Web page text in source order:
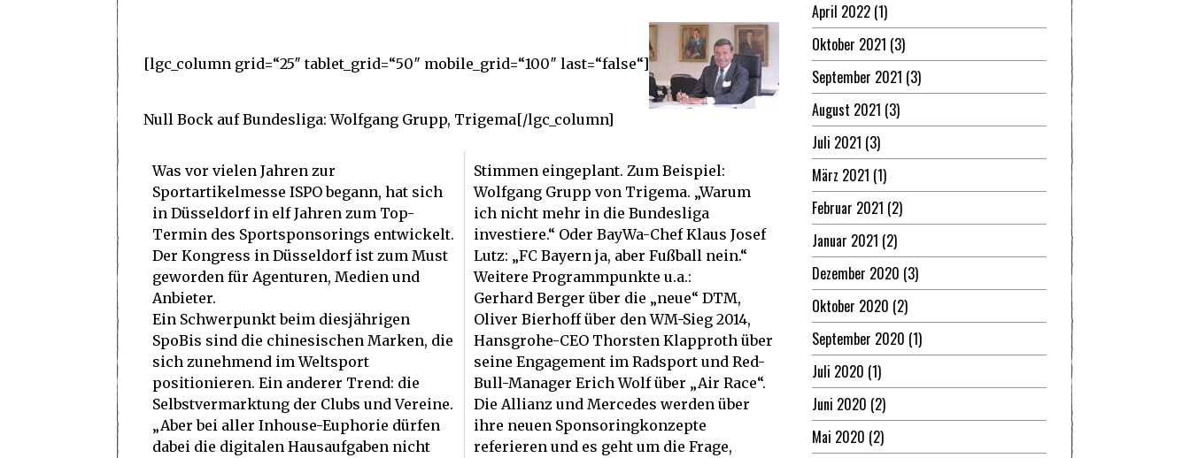
[lgc_column grid=“25″ tablet_grid=“50″ mobile_grid=“100″ last=“false“]
Null Bock auf Bundesliga: Wolfgang Grupp, Trigema[/lgc_column]
Was vor vielen Jahren zur
Sportartikelmesse ISPO begann, hat sich
in Düsseldorf in elf Jahren zum Top-
Termin des Sportsponsorings entwickelt.
Der Kongress in Düsseldorf ist zum Must
geworden für Agenturen, Medien und
Anbieter.
Ein Schwerpunkt beim diesjährigen
SpoBis sind die chinesischen Marken, die
sich zunehmend im Weltsport
positionieren. Ein anderer Trend: die
Selbstvermarktung der Clubs und Vereine.
„Aber bei aller Inhouse-Euphorie dürfen
dabei die digitalen Hausaufgaben nicht
Stimmen eingeplant. Zum Beispiel:
Wolfgang Grupp von Trigema. „Warum
ich nicht mehr in die Bundesliga
investiere.“ Oder BayWa-Chef Klaus Josef
Lutz: „FC Bayern ja, aber Fußball nein.“
Weitere Programmpunkte u.a.:
Gerhard Berger über die „neue“ DTM,
Oliver Bierhoff über den WM-Sieg 2014,
Hansgrohe-CEO Thorsten Klapproth über
seine Engagement im Radsport und Red-
Bull-Manager Erich Wolf über „Air Race“.
Die Allianz und Mercedes werden über
ihre neuen Sponsoringkonzepte
referieren und es geht um die Frage,
April 2022 (1)
Oktober 2021 (3)
September 2021 (3)
August 2021 (3)
Juli 2021 (3)
März 2021 (1)
Februar 2021 (2)
Januar 2021 (2)
Dezember 2020 (3)
Oktober 2020 (2)
September 2020 (1)
Juli 2020 (1)
Juni 2020 (2)
Mai 2020 (2)